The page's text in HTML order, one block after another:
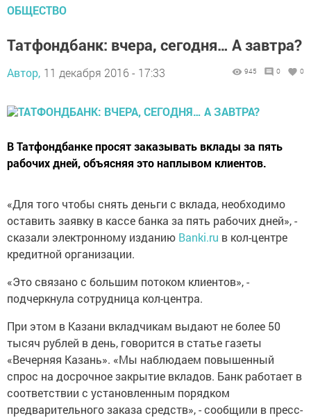
ОБЩЕСТВО
Татфондбанк: вчера, сегодня… А завтра?
Автор, 11 декабря 2016 - 17:33 945 0 0
В Татфондбанке просят заказывать вклады за пять
рабочих дней, объясняя это наплывом клиентов.
«Для того чтобы снять деньги с вклада, необходимо
оставить заявку в кассе банка за пять рабочих дней», -
сказали электронному изданию Banki.ru в кол-центре
кредитной организации.
«Это связано с большим потоком клиентов», -
подчеркнула сотрудница кол-центра.
При этом в Казани вкладчикам выдают не более 50
тысяч рублей в день, говорится в статье газеты
«Вечерняя Казань». «Мы наблюдаем повышенный
спрос на досрочное закрытие вкладов. Банк работает в
соответствии с установленным порядком
предварительного заказа средств», - сообщили в пресс-